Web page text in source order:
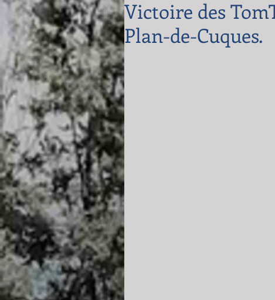
Victoire des
Plan-de-Cuques.